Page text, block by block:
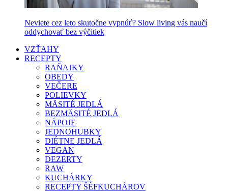
Neviete cez leto skutočne vypnúť? Slow living vás naučí
oddychovať bez výčitiek
VZŤAHY
RECEPTY
RAŇAJKY
OBEDY
VEČERE
POLIEVKY
MÄSITÉ JEDLÁ
BEZMÄSITÉ JEDLÁ
NÁPOJE
JEDNOHUBKY
DIÉTNE JEDLÁ
VEGAN
DEZERTY
RAW
KUCHÁRKY
RECEPTY ŠÉFKUCHÁROV